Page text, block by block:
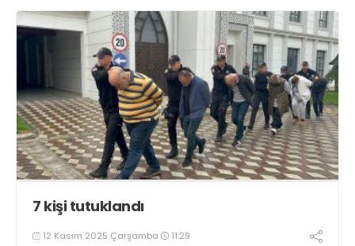
7 kişi tutuklandı
12 Kasım 2025 Çarşamba 11:29